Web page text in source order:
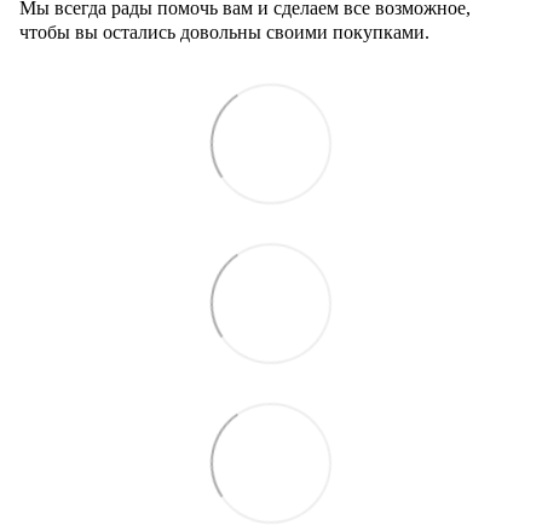
Мы всегда рады помочь вам и сделаем все возможное,
чтобы вы остались довольны своими покупками.